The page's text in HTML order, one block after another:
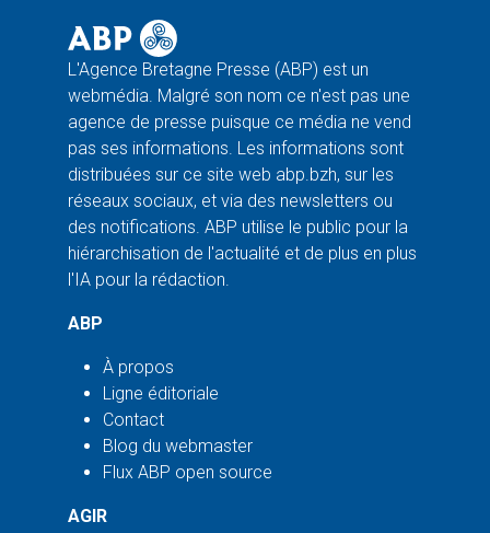
L'Agence Bretagne Presse (ABP) est un
webmédia. Malgré son nom ce n'est pas une
agence de presse puisque ce média ne vend
pas ses informations. Les informations sont
distribuées sur ce site web abp.bzh, sur les
réseaux sociaux, et via des newsletters ou
des notifications. ABP utilise le public pour la
hiérarchisation de l'actualité et de plus en plus
l'IA pour la rédaction.
ABP
À propos
Ligne éditoriale
Contact
Blog du webmaster
Flux ABP open source
AGIR